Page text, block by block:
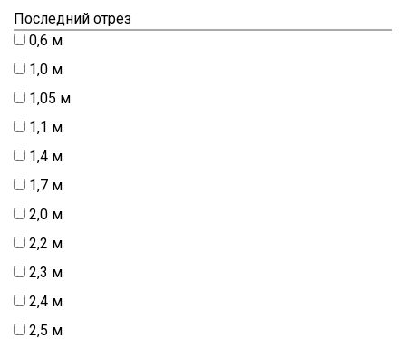
Последний отрез
0,6 м
1,0 м
1,05 м
1,1 м
1,4 м
1,7 м
2,0 м
2,2 м
2,3 м
2,4 м
2,5 м